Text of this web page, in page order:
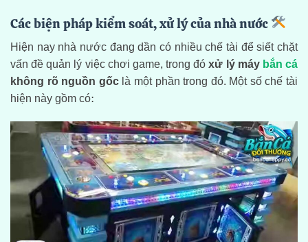
Các biện pháp kiểm soát, xử lý của nhà nước
Hiện nay nhà nước đang dần có nhiều chế tài để siết chặt
vấn đề quản lý việc chơi game, trong đóxử lý máybắn cá
không rõ nguồn gốclà một phần trong đó. Một số chế tài
hiện này gồm có: